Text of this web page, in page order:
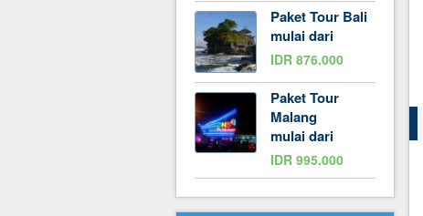
Paket Tour Bali
mulai dari
IDR 876.000
Paket Tour
Malang
mulai dari
IDR 995.000